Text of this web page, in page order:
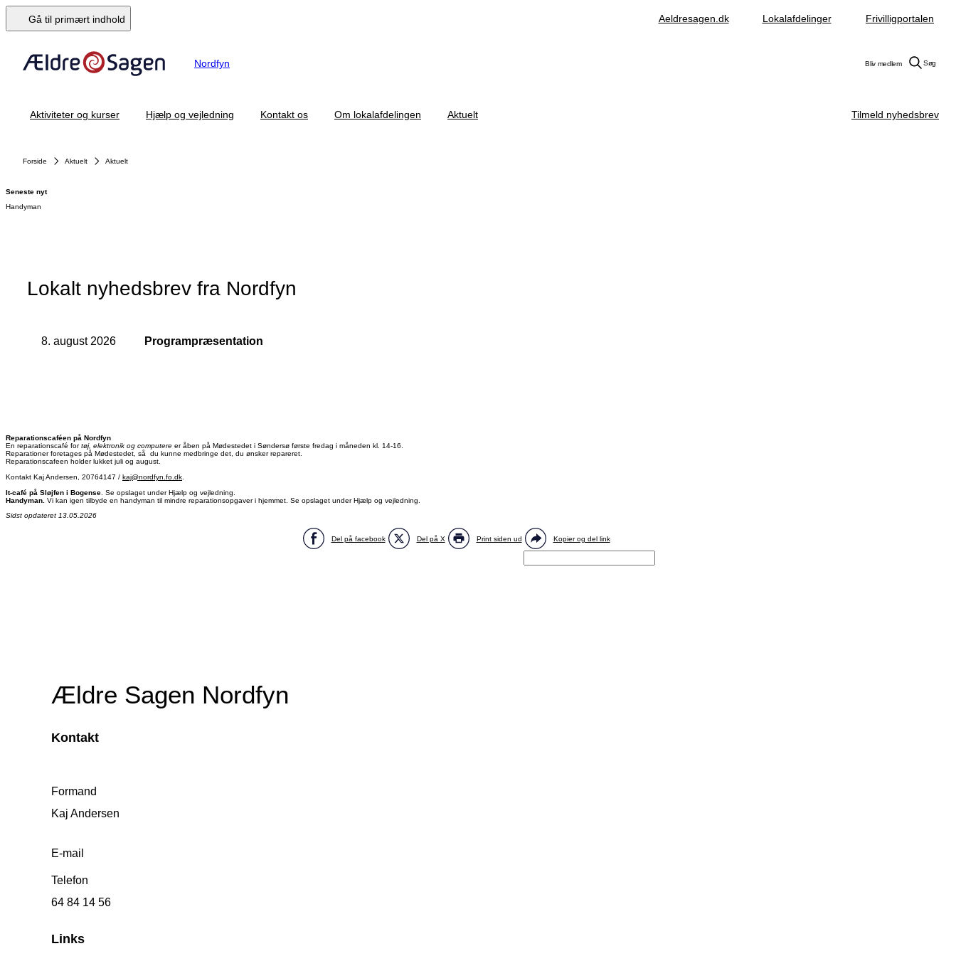
Gå til primært indhold Aeldresagen.dk Lokalafdelinger Frivilligportalen
Nordfyn Bliv medlem Søg
Aktiviteter og kurser Hjælp og vejledning Kontakt os Om lokalafdelingen Aktuelt Tilmeld nyhedsbrev
Forside Aktuelt Aktuelt
Seneste nyt
Handyman
Lokalt nyhedsbrev fra Nordfyn
8. august 2026 Programpræsentation
Reparationscaféen på Nordfyn
En reparationscafé fortøj, elektronik og computere er åben på Mødestedet i Søndersø første fredag i måneden kl. 14-16.
Reparationer foretages på Mødestedet, så du kunne medbringe det, du ønsker repareret.
Reparationscafeen holder lukket juli og august.
Kontakt Kaj Andersen, 20764147 / kaj@nordfyn.fo.dk.
It-café på Sløjfen i Bogense. Se opslaget under Hjælp og vejledning.
Handyman. Vi kan igen tilbyde en handyman til mindre reparationsopgaver i hjemmet. Se opslaget under Hjælp og vejledning.
Sidst opdateret 13.05.2026
Del på facebook Del på X Print siden ud Kopier og del link
Ældre Sagen Nordfyn
Kontakt
Formand
Kaj Andersen
E-mail
Telefon
64 84 14 56
Links